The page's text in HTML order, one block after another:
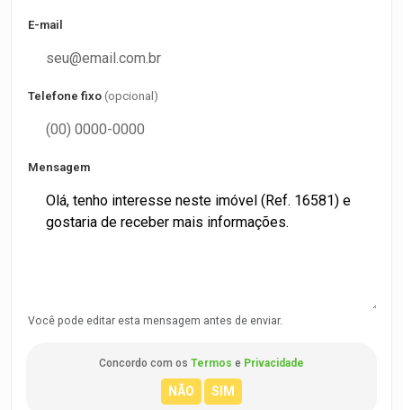
E-mail
Telefone fixo (opcional)
Mensagem
Você pode editar esta mensagem antes de enviar.
Concordo com os Termos e Privacidade